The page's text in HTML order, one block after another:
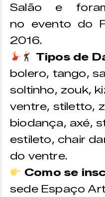
Salão e
no evento do
2016.
Tipos de
bolero, tango,
soltinho, zouk,
ventre, stiletto,
biodança, axé,
estileto, chair
do ventre.
Como se
sede Espaço